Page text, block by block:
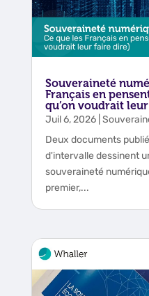
Souveraineté
Français en
qu’on voudrait
Juil 6, 2026|
Deux documents
d'intervalle dessinent
souveraineté
premier,...